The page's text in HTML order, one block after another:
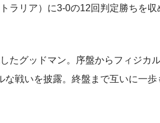
リア）に3-0の12回判定勝ちを収
たグッドマン。序盤からフィジカ
戦いを披露。終盤まで互いに一歩